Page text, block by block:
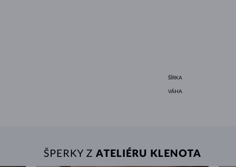
ŠÍRKA
VÁHA
ŠPERKY Z ATELIÉRU KLENOTA